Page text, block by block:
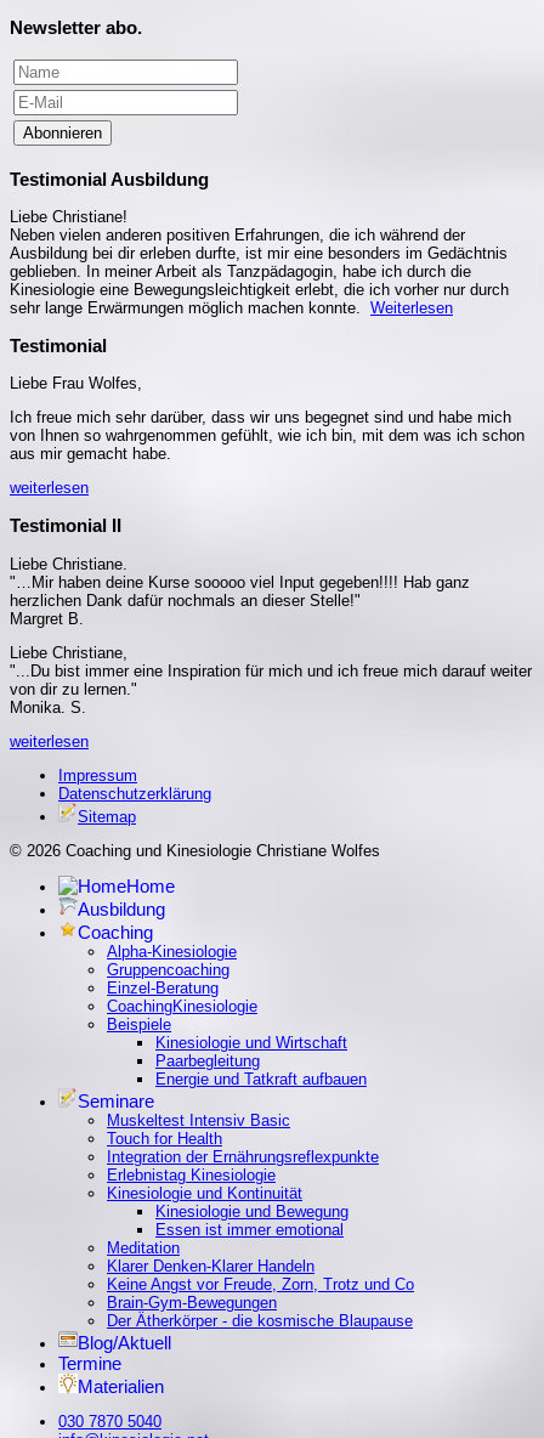
Newsletter abo.
Abonnieren
Testimonial Ausbildung
Liebe Christiane!
Neben vielen anderen positiven Erfahrungen, die ich während der
Ausbildung bei dir erleben durfte, ist mir eine besonders im Gedächtnis
geblieben. In meiner Arbeit als Tanzpädagogin, habe ich durch die
Kinesiologie eine Bewegungsleichtigkeit erlebt, die ich vorher nur durch
sehr lange Erwärmungen möglich machen konnte. Weiterlesen
Testimonial
Liebe Frau Wolfes,
Ich freue mich sehr darüber, dass wir uns begegnet sind und habe mich
von Ihnen so wahrgenommen gefühlt, wie ich bin, mit dem was ich schon
aus mir gemacht habe.
weiterlesen
Testimonial II
Liebe Christiane.
"…Mir haben deine Kurse sooooo viel Input gegeben!!!! Hab ganz
herzlichen Dank dafür nochmals an dieser Stelle!"
Margret B.
Liebe Christiane,
"...Du bist immer eine Inspiration für mich und ich freue mich darauf weiter
von dir zu lernen."
Monika. S.
weiterlesen
Impressum
Datenschutzerklärung
Sitemap
© 2026 Coaching und Kinesiologie Christiane Wolfes
Home
Ausbildung
Coaching
Alpha-Kinesiologie
Gruppencoaching
Einzel-Beratung
CoachingKinesiologie
Beispiele
Kinesiologie und Wirtschaft
Paarbegleitung
Energie und Tatkraft aufbauen
Seminare
Muskeltest Intensiv Basic
Touch for Health
Integration der Ernährungsreflexpunkte
Erlebnistag Kinesiologie
Kinesiologie und Kontinuität
Kinesiologie und Bewegung
Essen ist immer emotional
Meditation
Klarer Denken-Klarer Handeln
Keine Angst vor Freude, Zorn, Trotz und Co
Brain-Gym-Bewegungen
Der Ätherkörper - die kosmische Blaupause
Blog/Aktuell
Termine
Materialien
030 7870 5040